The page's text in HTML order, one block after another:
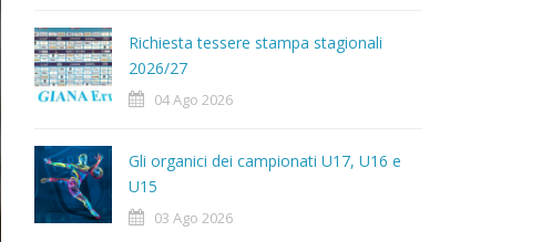
Richiesta tessere stampa stagionali
2026/27
04 Ago 2026
Gli organici dei campionati U17, U16 e
U15
03 Ago 2026